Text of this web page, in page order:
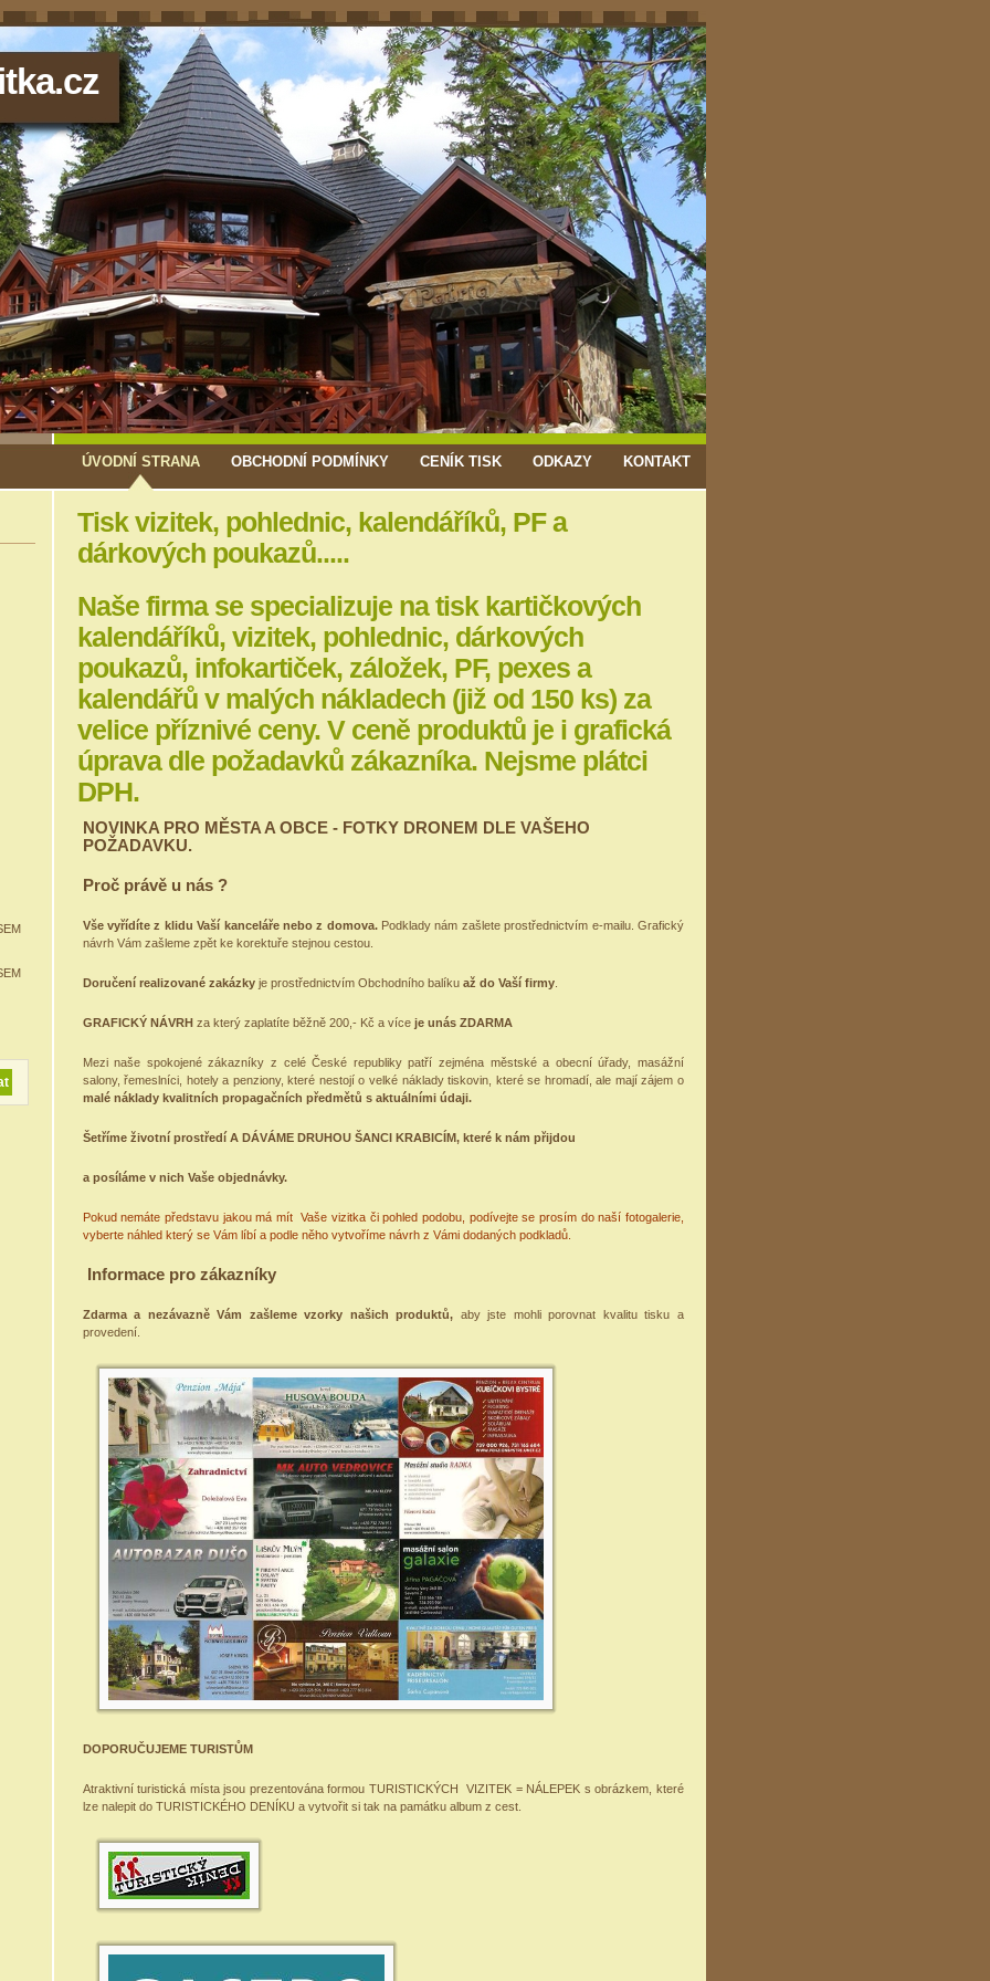
ÚVODNÍ STRANA OBCHODNÍ PODMÍNKY CENÍK TISK ODKAZY KONTAKT
Tisk vizitek, pohlednic, kalendáříků, PF a
dárkových poukazů.....
Naše firma se specializuje na tisk kartičkových
kalendáříků, vizitek, pohlednic, dárkových
poukazů, infokartiček, záložek, PF, pexes a
kalendářů v malých nákladech (již od 150 ks) za
velice příznivé ceny. V ceně produktů je i grafická
úprava dle požadavků zákazníka. Nejsme plátci
DPH.
NOVINKA PRO MĚSTA A OBCE - FOTKY DRONEM DLE VAŠEHO
POŽADAVKU.
Proč právě u nás?
Vše vyřídíte z klidu Vaší kanceláře nebo z domova.Podklady nám zašlete prostřednictvím e-mailu. Grafický
návrh Vám zašleme zpět ke korektuře stejnou cestou.
Doručení realizované zakázkyje prostřednictvím Obchodního balíku až do Vaší firmy.
GRAFICKÝ NÁVRHza který zaplatíte běžně 200,- Kč a více je unás ZDARMA
Mezi naše spokojené zákazníky z celé České republiky patří zejména městské a obecní úřady, masážní
salony, řemeslníci, hotely a penziony, které nestojí o velké náklady tiskovin, které se hromadí, ale mají zájem o
malé náklady kvalitních propagačních předmětů s aktuálními údaji.
Šetříme životní prostředí A DÁVÁME DRUHOU ŠANCI KRABICÍM, které k nám přijdou
a posíláme v nich Vaše objednávky.
Pokud nemáte představu jakou má mít Vaše vizitka či pohled podobu, podívejte se prosím do naší fotogalerie,
vyberte náhled který se Vám líbí a podle něho vytvoříme návrh z Vámi dodaných podkladů.
Informace pro zákazníky
Zdarma a nezávazně Vám zašleme vzorky našich produktů, aby jste mohli porovnat kvalitu tisku a
provedení.
DOPORUČUJEME TURISTŮM
Atraktivní turistická místa jsou prezentována formou TURISTICKÝCH VIZITEK = NÁLEPEK s obrázkem, které
lze nalepit do TURISTICKÉHO DENÍKU a vytvořit si tak na památku album z cest.